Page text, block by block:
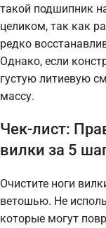
такой подшипник
целиком, так как
редко
Однако, если
густую литиевую
массу.
Чек-лист:
вилки за 5
Очистите ноги
ветошью. Не
которые могут